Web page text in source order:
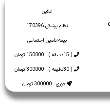
آنلاین
نظام پزشکی:170396
بیمه:تامین اجتماعی
( 15دقیقه ) : 150000 تومان
( 30دقیقه ) : 300000 تومان
فوری : 300000 تومان